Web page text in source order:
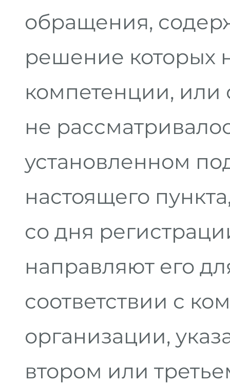
обращения,
решение которых
компетенции, или
не
установленном
настоящего
со дня
направляют его
соответствии с
организации,
втором или